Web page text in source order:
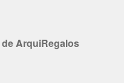
ArquiRegalos